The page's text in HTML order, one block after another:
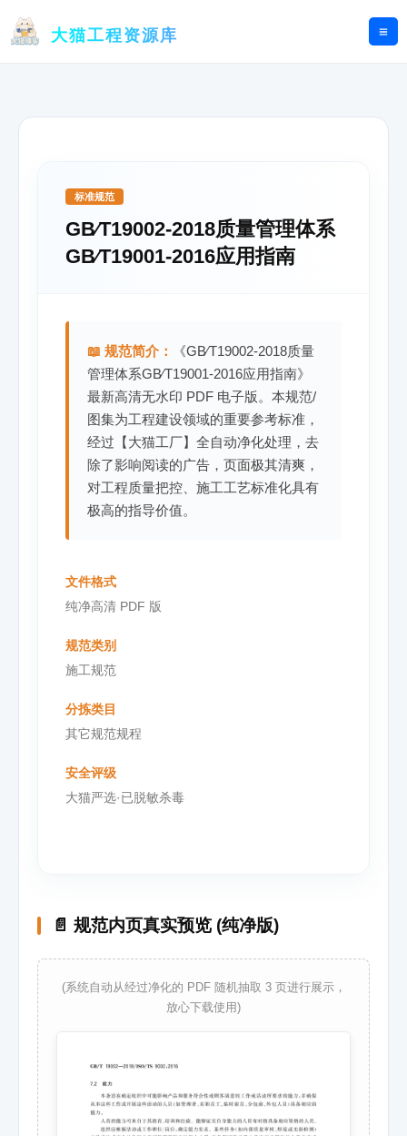
大猫工程资源库
标准规范
GB∕T19002-2018质量管理体系
GB∕T19001-2016应用指南
📖 规范简介：
《GB∕T19002-2018质量
管理体系GB∕T19001-2016应用指南》
最新高清无水印 PDF 电子版。本规范/
图集为工程建设领域的重要参考标准，
经过【大猫工厂】全自动净化处理，去
除了影响阅读的广告，页面极其清爽，
对工程质量把控、施工工艺标准化具有
极高的指导价值。
文件格式
纯净高清 PDF 版
规范类别
施工规范
分拣类目
其它规范规程
安全评级
大猫严选·已脱敏杀毒
📄 规范内页真实预览 (纯净版)
(系统自动从经过净化的 PDF 随机抽取 3 页进行展示，
放心下载使用)